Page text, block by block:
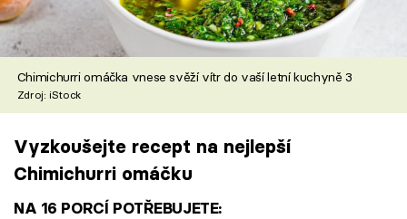
Chimichurri omáčka vnese svěží vítr do vaší letní kuchyně 3
Zdroj: iStock
Vyzkoušejte recept na nejlepší
Chimichurri omáčku
NA 16 PORCÍ POTŘEBUJETE: